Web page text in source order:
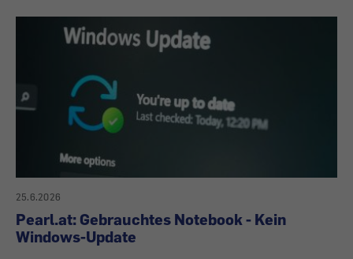
25.6.2026
Pearl.at: Gebrauchtes Notebook - Kein
Windows-Update